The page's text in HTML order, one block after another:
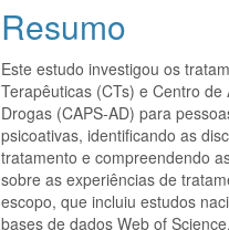
Resumo
Este estudo investigou os
Terapêuticas (CTs) e Centro
Drogas (CAPS-AD) para
psicoativas, identificando as
tratamento e compreendendo
sobre as experiências de
escopo, que incluiu estudos
bases de dados Web of